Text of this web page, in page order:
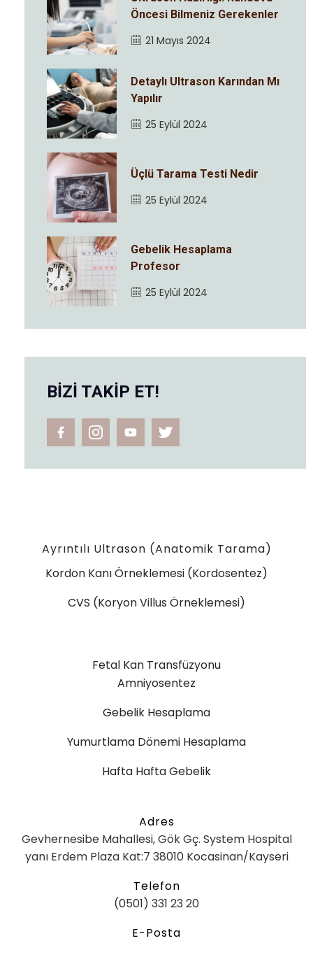
Öncesi Bilmeniz Gerekenler
21 Mayıs 2024
Detaylı Ultrason Karından Mı
Yapılır
25 Eylül 2024
Üçlü Tarama Testi Nedir
25 Eylül 2024
Gebelik Hesaplama
Profesor
25 Eylül 2024
BİZİ TAKİP ET!
Ayrıntılı Ultrason (Anatomik Tarama)
Kordon Kanı Örneklemesi (Kordosentez)
CVS (Koryon Villus Örneklemesi)
Fetal Kan Transfüzyonu
Amniyosentez
Gebelik Hesaplama
Yumurtlama Dönemi Hesaplama
Hafta Hafta Gebelik
Adres
Gevhernesibe Mahallesi, Gök Gç. System Hospital
yanı Erdem Plaza Kat:7 38010 Kocasinan/Kayseri
Telefon
(0501) 331 23 20
E-Posta